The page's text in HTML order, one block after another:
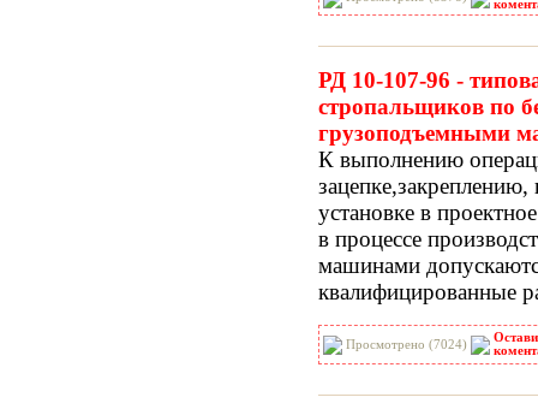
РД 10-107-96 -
стропальщиков по
грузоподъемными
К выполнению
установке в
в процессе
машинами
квалифицированные
Просмотрено (7024)